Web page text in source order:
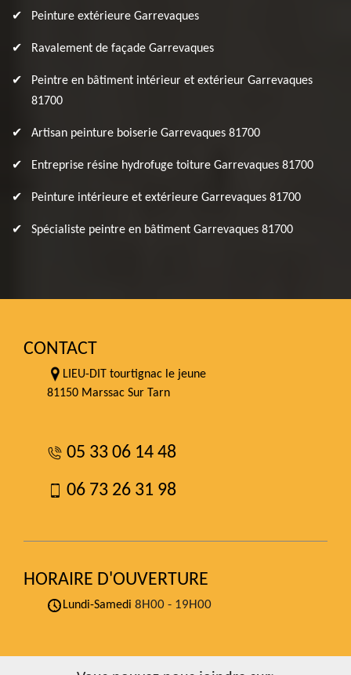
Peinture extérieure Garrevaques
Ravalement de façade Garrevaques
Peintre en bâtiment intérieur et extérieur Garrevaques
81700
Artisan peinture boiserie Garrevaques 81700
Entreprise résine hydrofuge toiture Garrevaques 81700
Peinture intérieure et extérieure Garrevaques 81700
Spécialiste peintre en bâtiment Garrevaques 81700
CONTACT
LIEU-DIT tourtignac le jeune
81150 Marssac Sur Tarn
05 33 06 14 48
06 73 26 31 98
HORAIRE D'OUVERTURE
Lundi-Samedi 8H00 - 19H00